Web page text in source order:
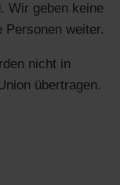
Wir geben keine
Personen weiter.
nicht in
übertragen.